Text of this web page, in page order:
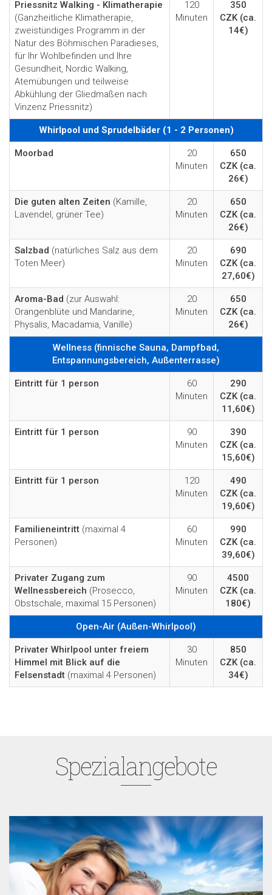
Priessnitz Walking - Klimatherapie
(Ganzheitliche Klimatherapie,
zweistündiges Programm in der
Natur des Böhmischen Paradieses,
für Ihr Wohlbefinden und Ihre
Gesundheit, Nordic Walking,
Atemübungen und teilweise
Abkühlung der Gliedmaßen nach
Vinzenz Priessnitz)
120
Minuten
350
CZK (ca.
14€)
Whirlpool und Sprudelbäder (1 - 2 Personen)
Moorbad
20
Minuten
650
CZK (ca.
26€)
Die guten alten Zeiten (Kamille,
Lavendel, grüner Tee)
20
Minuten
650
CZK (ca.
26€)
Salzbad (natürliches Salz aus dem
Toten Meer)
20
Minuten
690
CZK (ca.
27,60€)
Aroma-Bad (zur Auswahl:
Orangenblüte und Mandarine,
Physalis, Macadamia, Vanille)
20
Minuten
650
CZK (ca.
26€)
Wellness (finnische Sauna, Dampfbad,
Entspannungsbereich, Außenterrasse)
Eintritt für 1 person
60
Minuten
290
CZK (ca.
11,60€)
Eintritt für 1 person
90
Minuten
390
CZK (ca.
15,60€)
Eintritt für 1 person
120
Minuten
490
CZK (ca.
19,60€)
Familieneintritt (maximal 4
Personen)
60
Minuten
990
CZK (ca.
39,60€)
Privater Zugang zum
Wellnessbereich (Prosecco,
Obstschale, maximal 15 Personen)
90
Minuten
4500
CZK (ca.
180€)
Open-Air (Außen-Whirlpool)
Privater Whirlpool unter freiem
Himmel mit Blick auf die
Felsenstadt (maximal 4 Personen)
30
Minuten
850
CZK (ca.
34€)
Spezialangebote